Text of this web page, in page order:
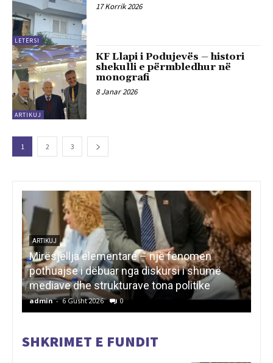
LETËRSI
17 Korrik 2026
ARTIKUJ
KF Llapi i Podujevës – histori
shekulli e përmbledhur në
monografi
8 Janar 2026
1 2 3
LETËRSI
Kedhi i kulakut
admin - 6 Gusht 2026 0
SHKRIMET E FUNDIT